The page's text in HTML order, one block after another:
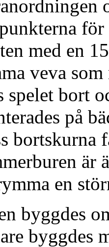
med en
veva
spelet bort
på
bortskurna
är
en
byggdes
byggdes